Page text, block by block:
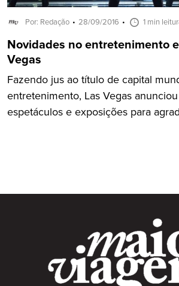
Por: Redação 28/09/2016 1 min
Novidades no entretenimento
Vegas
Fazendo jus ao título de capital
entretenimento, Las Vegas
espetáculos e exposições para